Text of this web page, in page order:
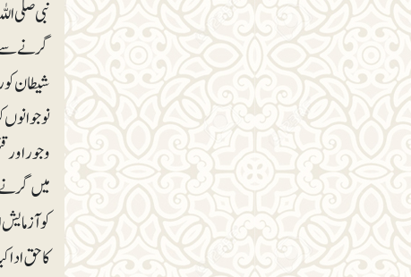
نبی صلی
گرنے سے
شیطان
نوجوانوں
و جور
میں
کو
کا حق ادا